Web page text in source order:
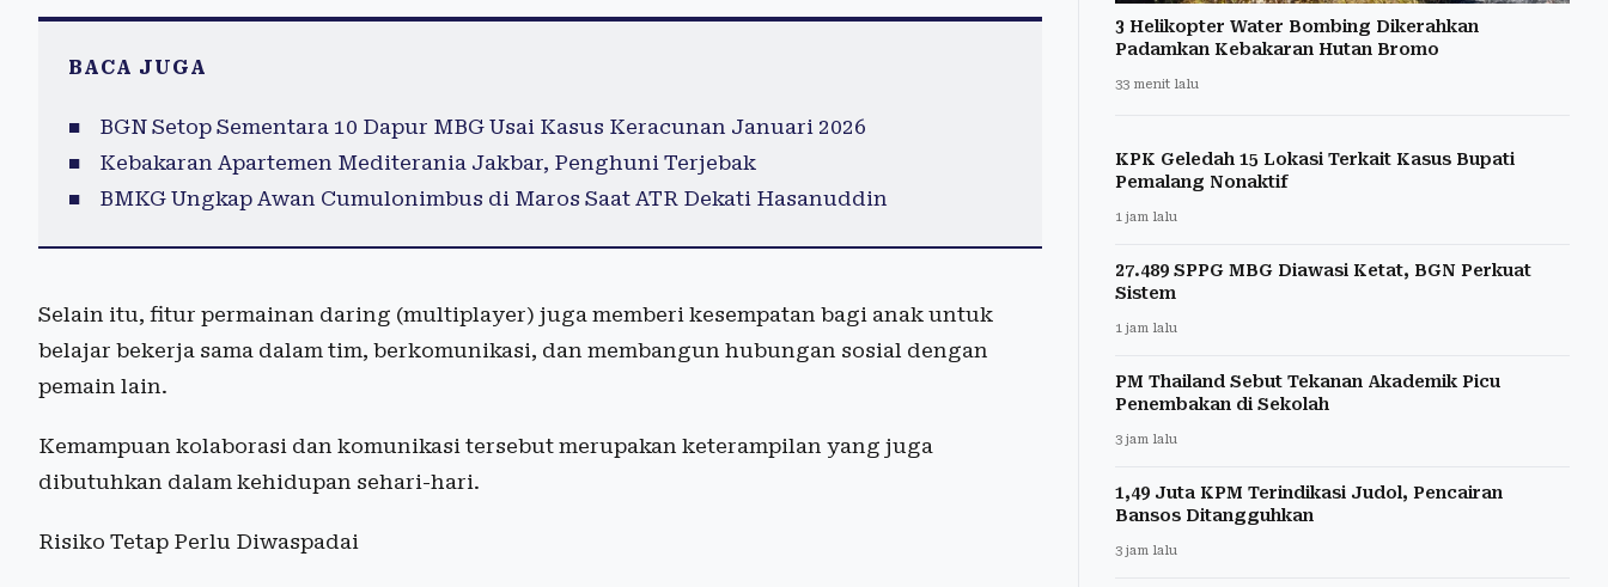
BACA JUGA
BGN Setop Sementara 10 Dapur MBG Usai Kasus Keracunan Januari 2026
Kebakaran Apartemen Mediterania Jakbar, Penghuni Terjebak
BMKG Ungkap Awan Cumulonimbus di Maros Saat ATR Dekati Hasanuddin
Selain itu, fitur permainan daring (multiplayer) juga memberi kesempatan bagi anak untuk
belajar bekerja sama dalam tim, berkomunikasi, dan membangun hubungan sosial dengan
pemain lain.
Kemampuan kolaborasi dan komunikasi tersebut merupakan keterampilan yang juga
dibutuhkan dalam kehidupan sehari-hari.
Risiko Tetap Perlu Diwaspadai
3 Helikopter Water Bombing Dikerahkan
Padamkan Kebakaran Hutan Bromo
33 menit lalu
KPK Geledah 15 Lokasi Terkait Kasus Bupati
Pemalang Nonaktif
1 jam lalu
27.489 SPPG MBG Diawasi Ketat, BGN Perkuat
Sistem
1 jam lalu
PM Thailand Sebut Tekanan Akademik Picu
Penembakan di Sekolah
3 jam lalu
1,49 Juta KPM Terindikasi Judol, Pencairan
Bansos Ditangguhkan
3 jam lalu